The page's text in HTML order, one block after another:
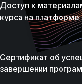
Доступ к
курса на платформе
Сертификат об
завершении